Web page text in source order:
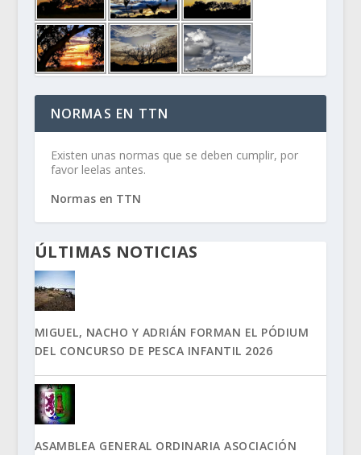
NORMAS EN TTN
Existen unas normas que se deben cumplir, por
favor leelas antes.
Normas en TTN
ÚLTIMAS NOTICIAS
MIGUEL, NACHO Y ADRIÁN FORMAN EL PÓDIUM
DEL CONCURSO DE PESCA INFANTIL 2026
ASAMBLEA GENERAL ORDINARIA ASOCIACIÓN